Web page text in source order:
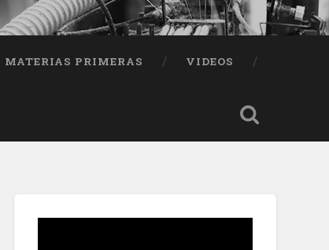
MATERIAS PRIMERAS VIDEOS